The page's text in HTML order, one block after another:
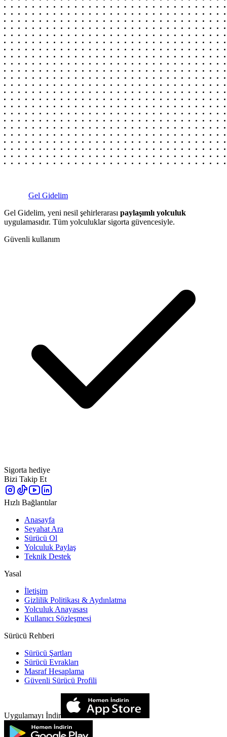
Gel Gidelim
Gel Gidelim, yeni nesil şehirlerarası paylaşımlı yolculuk
uygulamasıdır. Tüm yolculuklar sigorta güvencesiyle.
Güvenli kullanım
Sigorta hediye
Bizi Takip Et
Hızlı Bağlantılar
Anasayfa
Seyahat Ara
Sürücü Ol
Yolculuk Paylaş
Teknik Destek
Yasal
İletişim
Gizlilik Politikası & Aydınlatma
Yolculuk Anayasası
Kullanıcı Sözleşmesi
Sürücü Rehberi
Sürücü Şartları
Sürücü Evrakları
Masraf Hesaplama
Güvenli Sürücü Profili
Uygulamayı İndir